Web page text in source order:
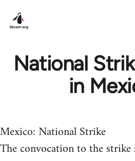
National
in
Mexico: National Strike
The convocation to the